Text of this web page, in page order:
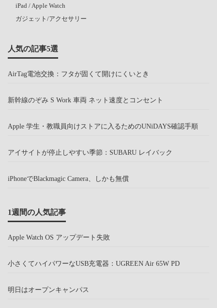
iPad / Apple Watch
ガジェット/アクセサリー
人気の記事5選
AirTag電池交換：フタが固くて開けにくいとき
新幹線のぞみ S Work 車両 ネット速度とコンセント
Apple 学生・教職員向けストアに入るためのUNiDAYS確認手順
アイサイトが停止しやすい季節：SUBARU レイバック
iPhoneでBlackmagic Camera、しかも無償
1週間の人気記事
Apple Watch OS アップデート失敗
小さくてハイパワーなUSB充電器：UGREEN Air 65W PD
明日はオープンキャンパス